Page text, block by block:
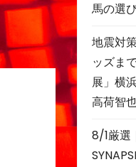
馬の選
地震対
ッズま
展」横
高荷智也
8/1厳選